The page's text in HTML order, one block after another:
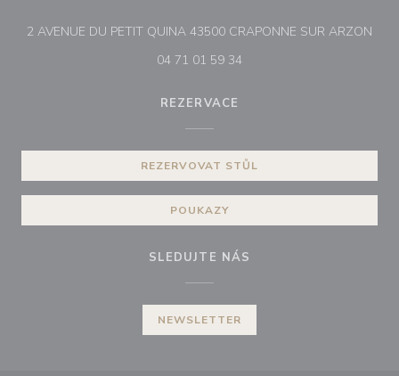
2 AVENUE DU PETIT QUINA 43500 CRAPONNE SUR ARZON
04 71 01 59 34
REZERVACE
REZERVOVAT STŮL
POUKAZY
SLEDUJTE NÁS
NEWSLETTER